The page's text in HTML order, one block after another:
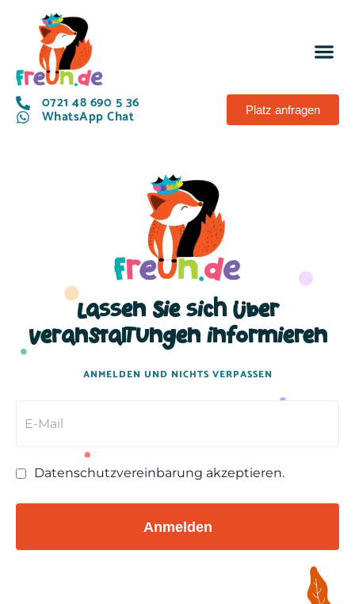
0721 48 690 5 36
WhatsApp Chat Platz anfragen
Lassen Sie sich über
Veranstaltungen informieren
ANMELDEN UND NICHTS VERPASSEN
Datenschutzvereinbarung akzeptieren.
Anmelden